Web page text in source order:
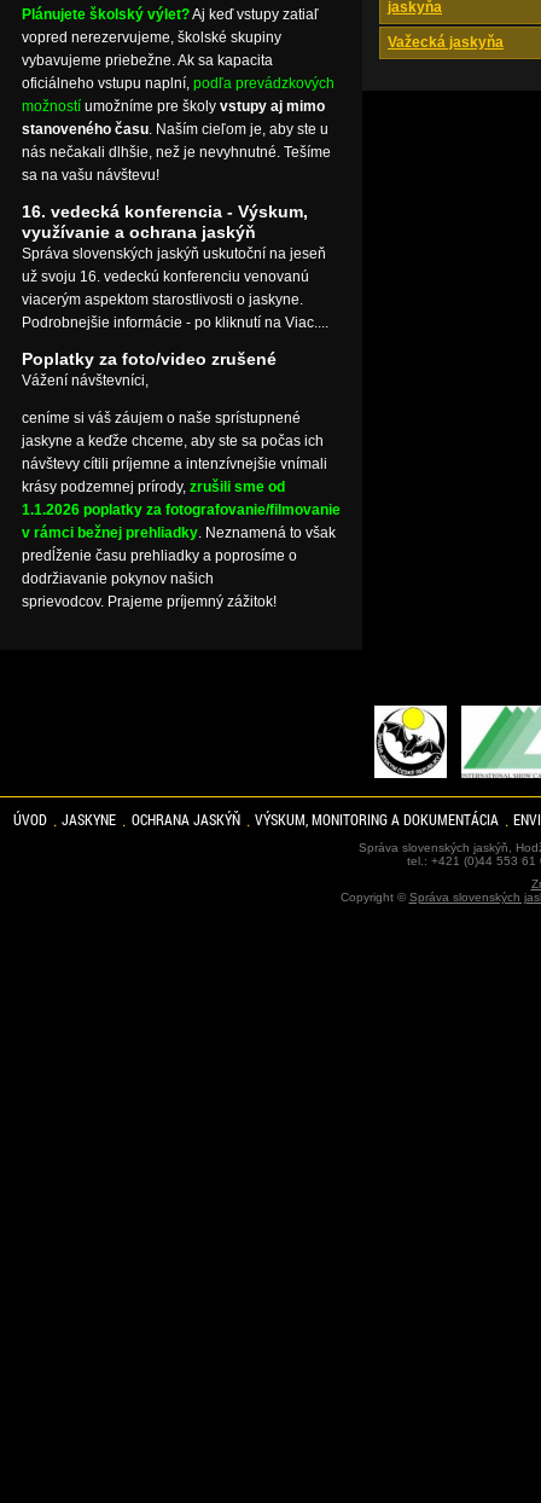
jaskyňa
Važecká jaskyňa
Plánujete školský výlet?Aj keď vstupy zatiaľ
vopred nerezervujeme, školské skupiny
vybavujeme priebežne. Ak sa kapacita
oficiálneho vstupu naplní, podľa prevádzkových
možností umožníme pre školy vstupy aj mimo
stanoveného času. Naším cieľom je, aby ste u
nás nečakali dlhšie, než je nevyhnutné. Tešíme
sa na vašu návštevu!
16. vedecká konferencia - Výskum,
využívanie a ochrana jaskýň
Správa slovenských jaskýň uskutoční na jeseň
už svoju 16. vedeckú konferenciu venovanú
viacerým aspektom starostlivosti o jaskyne.
Podrobnejšie informácie - po kliknutí na Viac....
Poplatky za foto/video zrušené
Vážení návštevníci,
ceníme si váš záujem o naše sprístupnené
jaskyne a keďže chceme, aby ste sa počas ich
návštevy cítili príjemne a intenzívnejšie vnímali
krásy podzemnej prírody, zrušili sme od
1.1.2026 poplatky za fotografovanie/filmovanie
v rámci bežnej prehliadky. Neznamená to však
predĺženie času prehliadky a poprosíme o
dodržiavanie pokynov našich
sprievodcov. Prajeme príjemný zážitok!
ÚVOD JASKYNE OCHRANA JASKÝŇ VÝSKUM, MONITORING A DOKUMENTÁCIA
Správa slovenských jaskýň,
tel.: +421 (0)44 553
Copyright ©Správa slovenských